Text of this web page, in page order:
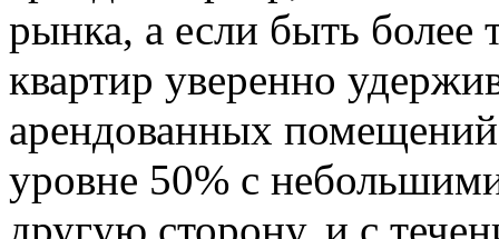
рынка, а если быть
квартир уверенно
арендованных
уровне 50% с
другую сторону, и с